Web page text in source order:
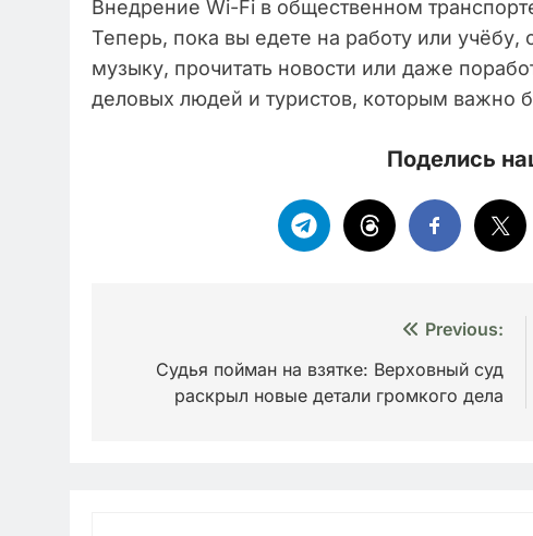
Внедрение Wi-Fi в общественном
Теперь, пока вы едете на работу или
музыку, прочитать новости или даже
деловых людей и туристов, которым важно
Поделись
записям
Previous:
Судья пойман на взятке: Верховный суд
раскрыл новые детали громкого дела